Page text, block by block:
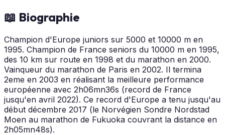
📖 Biographie
Champion d'Europe juniors sur 5000 et 10000 m en
1995. Champion de France seniors du 10000 m en 1995,
des 10 km sur route en 1998 et du marathon en 2000.
Vainqueur du marathon de Paris en 2002. Il termina
2eme en 2003 en réalisant la meilleure performance
européenne avec 2h06mn36s (record de France
jusqu'en avril 2022). Ce record d'Europe a tenu jusqu'au
début décembre 2017 (le Norvégien Sondre Nordstad
Moen au marathon de Fukuoka couvrant la distance en
2h05mn48s).